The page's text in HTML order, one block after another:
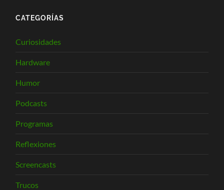
CATEGORÍAS
Curiosidades
Hardware
Humor
Podcasts
Programas
Reflexiones
Screencasts
Trucos